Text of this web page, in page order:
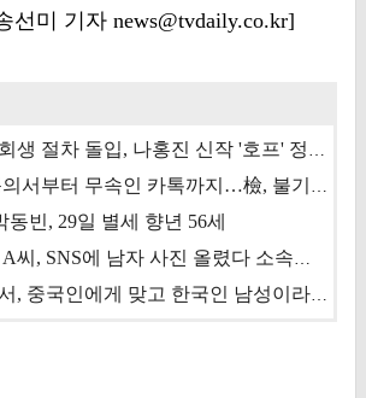
선미 기자 news@tvdaily.co.kr]
메가박스중앙 회생 절차 돌입, 나홍진 신작 '호프' 정상 개봉에 쏠린 시선 [상반기 결산 기획]
민희진 입사 동의서부터 무속인 카톡까지…檢, 불기소 처분 근거들 [이슈&톡]
빈, 29일 별세 향년 56세
아이돌 연습생 A씨, SNS에 남자 사진 올렸다 소속사 퇴출
대만 인플루언서, 중국인에게 맞고 한국인 남성이라 진술 '후폭풍'